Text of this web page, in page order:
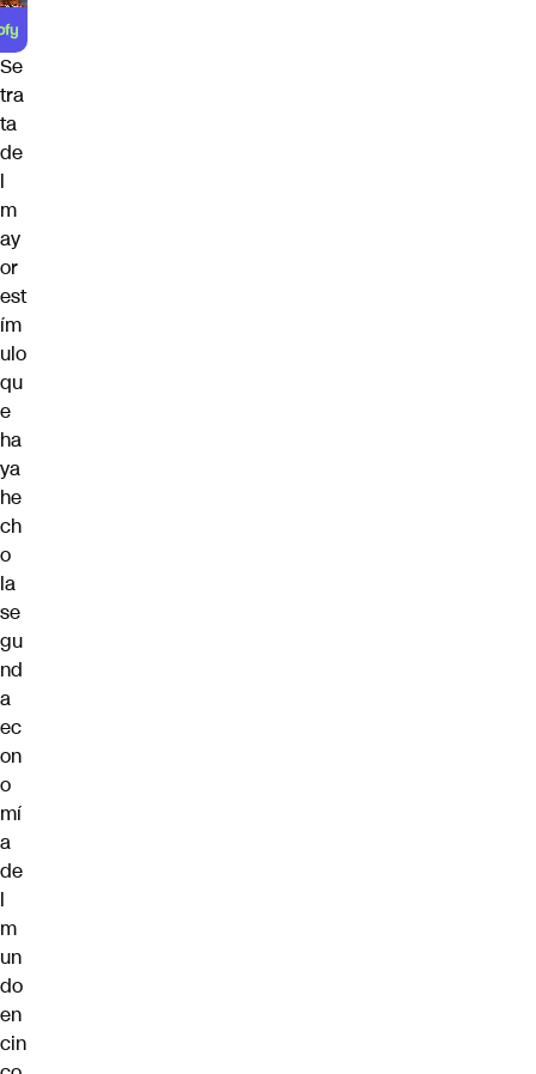
Se
tra
ta
de
l
m
ay
or
est
ím
ulo
qu
e
ha
ya
he
ch
o
la
se
gu
nd
a
ec
on
o
mí
a
de
l
m
un
do
en
cin